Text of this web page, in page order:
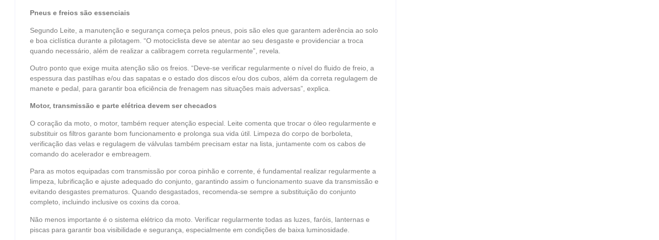
Pneus e freios são essenciais
Segundo Leite, a manutenção e segurança começa pelos pneus, pois são eles que garantem aderência ao solo
e boa ciclística durante a pilotagem. “O motociclista deve se atentar ao seu desgaste e providenciar a troca
quando necessário, além de realizar a calibragem correta regularmente”, revela.
Outro ponto que exige muita atenção são os freios. “Deve-se verificar regularmente o nível do fluido de freio, a
espessura das pastilhas e/ou das sapatas e o estado dos discos e/ou dos cubos, além da correta regulagem de
manete e pedal, para garantir boa eficiência de frenagem nas situações mais adversas”, explica.
Motor, transmissão e parte elétrica devem ser checados
O coração da moto, o motor, também requer atenção especial. Leite comenta que trocar o óleo regularmente e
substituir os filtros garante bom funcionamento e prolonga sua vida útil. Limpeza do corpo de borboleta,
verificação das velas e regulagem de válvulas também precisam estar na lista, juntamente com os cabos de
comando do acelerador e embreagem.
Para as motos equipadas com transmissão por coroa pinhão e corrente, é fundamental realizar regularmente a
limpeza, lubrificação e ajuste adequado do conjunto, garantindo assim o funcionamento suave da transmissão e
evitando desgastes prematuros. Quando desgastados, recomenda-se sempre a substituição do conjunto
completo, incluindo inclusive os coxins da coroa.
Não menos importante é o sistema elétrico da moto. Verificar regularmente todas as luzes, faróis, lanternas e
piscas para garantir boa visibilidade e segurança, especialmente em condições de baixa luminosidade.